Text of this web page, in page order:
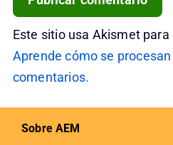
Este sitio usa Akismet
Aprende cómo se
comentarios.
Sobre AEM